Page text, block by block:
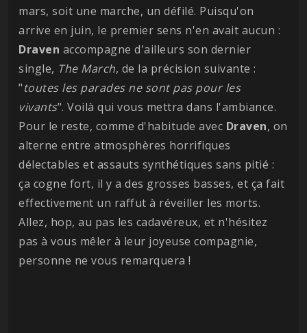
mars, soit une marche, un défilé. Puisqu'on
arrive en juin, le premier sens n'en avait aucun :
Draven accompagne d'ailleurs son dernier
single, The March, de la précision suivante :
"toutes les parades ne sont pas pour les
vivants". Voilà qui vous mettra dans l'ambiance.
Pour le reste, comme d'habitude avec Draven, on
alterne entre atmosphères horrifiques
délectables et assauts synthétiques sans pitié :
ça cogne fort, il y a des grosses basses, et ça fait
effectivement un raffut à réveiller les morts.
Allez, hop, au pas les cadavéreux, et n'hésitez
pas à vous mêler à leur joyeuse compagnie,
personne ne vous remarquera !